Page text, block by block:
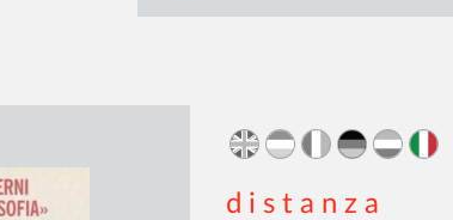
d i s t a n z a